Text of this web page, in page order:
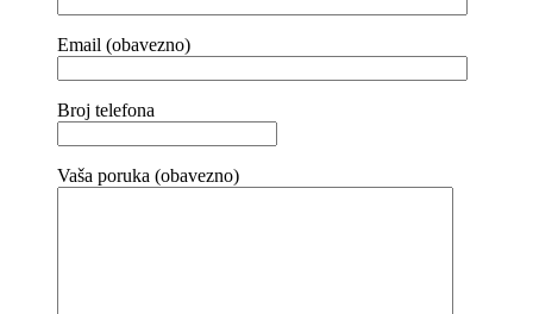
Email (obavezno)
Broj telefona
Vaša poruka (obavezno)